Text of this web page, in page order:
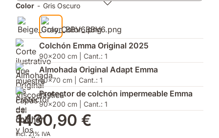
incluidas.
2025.
firmeza
altura
para
adaptarse
a
tu
postura
y
Protector
de
Colchón.
Color - Gris Oscuro
Colchón Emma Original 2025
90x200 cm | Cant.: 1
Almohada Original Adapt Emma
40x70 cm | Cant.: 1
Protector de colchón impermeable Emma
90x200 cm | Cant.: 1
1430,90 €
Incl. 21% IVA